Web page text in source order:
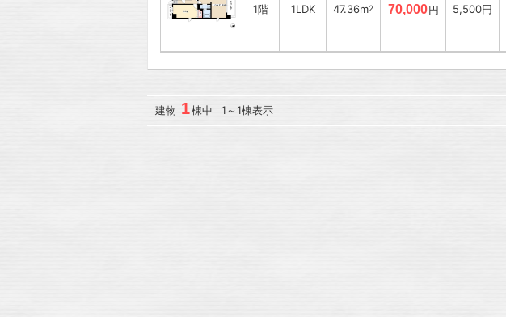
1階 1LDK 47.36m2 70,000円 5,500円
建物 1棟中 1～1棟表示